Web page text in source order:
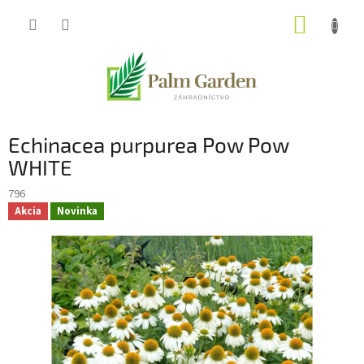
Echinacea purpurea Pow Pow
WHITE
796
Akcia Novinka